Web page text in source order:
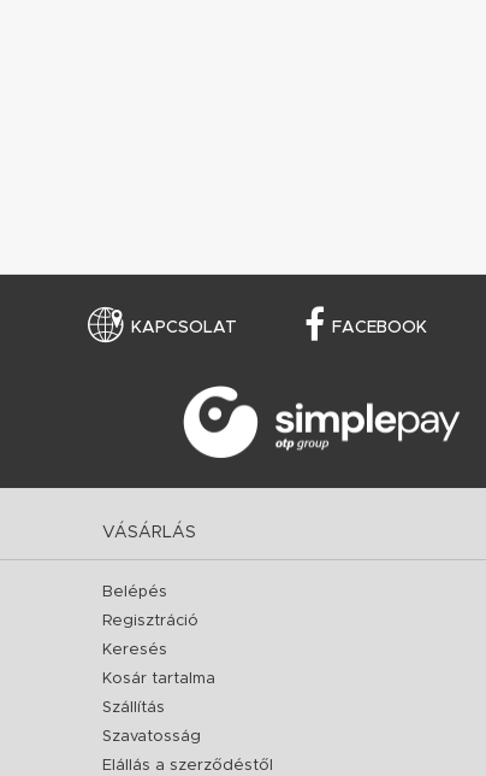
KAPCSOLAT FACEBOOK
VÁSÁRLÁS
Belépés
Regisztráció
Keresés
Kosár tartalma
Szállítás
Szavatosság
Elállás a szerződéstől